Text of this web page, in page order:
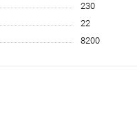
230
22
8200